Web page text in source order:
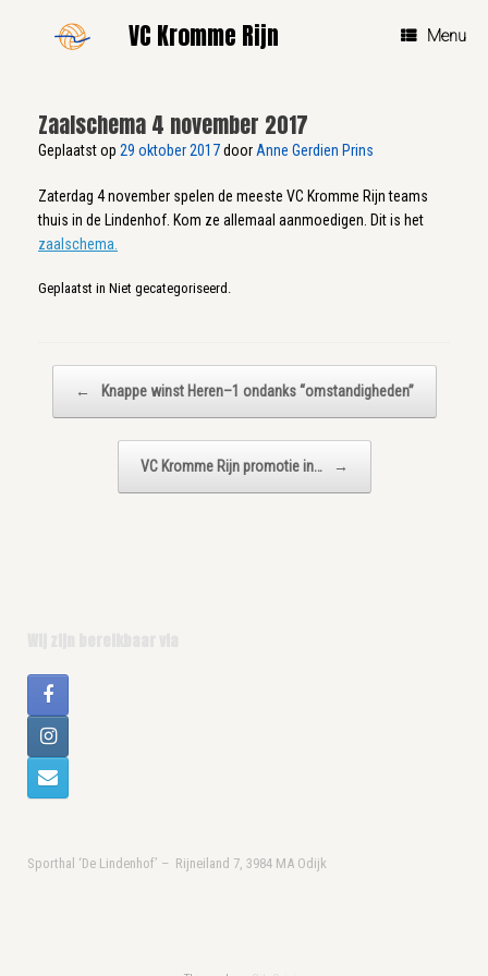
VC Kromme Rijn Menu
Zaalschema 4 november 2017
Geplaatst op 29 oktober 2017door Anne Gerdien Prins
Zaterdag 4 november spelen de meeste VC Kromme Rijn teams
thuis in de Lindenhof. Kom ze allemaal aanmoedigen. Dit is het
zaalschema.
Geplaatst in Niet gecategoriseerd.
← Knappe winst Heren–1 ondanks “omstandigheden”
VC Kromme Rijn promotie in… →
Sporthal ‘De Lindenhof’ – Rijneiland 7, 3984 MA Odijk